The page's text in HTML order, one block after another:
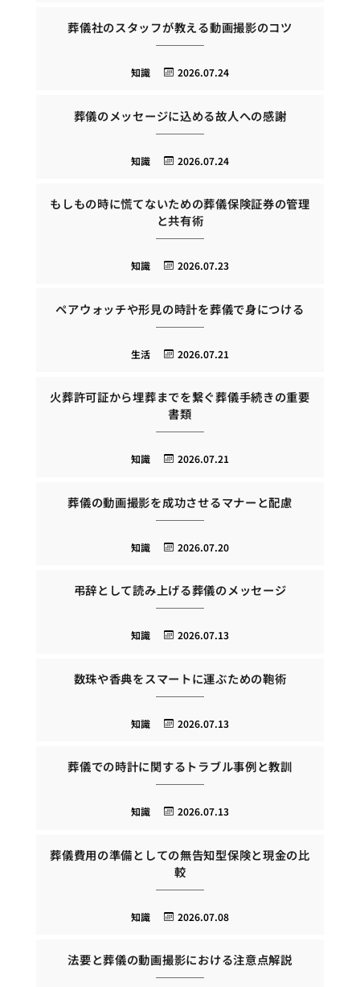
葬儀社のスタッフが教える動画撮影のコツ
2026.07.24
知識
葬儀のメッセージに込める故人への感謝
2026.07.24
知識
もしもの時に慌てないための葬儀保険証券の管理
と共有術
2026.07.23
知識
ペアウォッチや形見の時計を葬儀で身につける
2026.07.21
生活
火葬許可証から埋葬までを繋ぐ葬儀手続きの重要
書類
2026.07.21
知識
葬儀の動画撮影を成功させるマナーと配慮
2026.07.20
知識
弔辞として読み上げる葬儀のメッセージ
2026.07.13
知識
数珠や香典をスマートに運ぶための鞄術
2026.07.13
知識
葬儀での時計に関するトラブル事例と教訓
2026.07.13
知識
葬儀費用の準備としての無告知型保険と現金の比
較
2026.07.08
知識
法要と葬儀の動画撮影における注意点解説